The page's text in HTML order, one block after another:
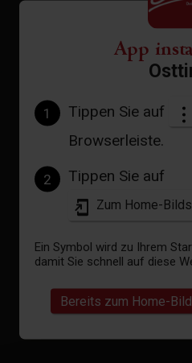
App
1 Tippen Sie auf
Browserleiste.
2 Tippen Sie auf
Zum Home-
Ein Symbol wird zu Ihrem
damit Sie schnell auf diese
Bereits zum Home-